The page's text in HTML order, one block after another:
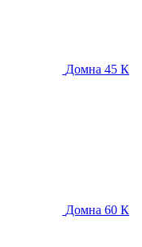
Домна 45 К
Домна 60 К